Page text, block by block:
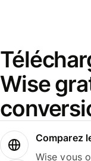
Wise
Comparez
Wise vous